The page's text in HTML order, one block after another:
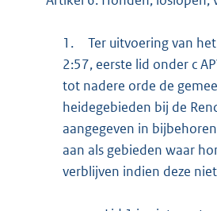
1.
Ter uitvoering van
2:57, eerste lid onder c
tot nadere orde de
heidegebieden bij de
aangegeven in
aan als gebieden waar
verblijven indien deze